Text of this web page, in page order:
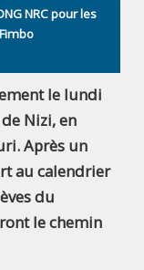
NRC pour les
le lundi
Nizi, en
Après un
au calendrier
du
le chemin